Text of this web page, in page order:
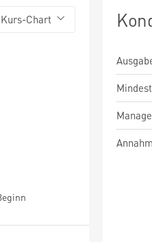
Kurs-Chart